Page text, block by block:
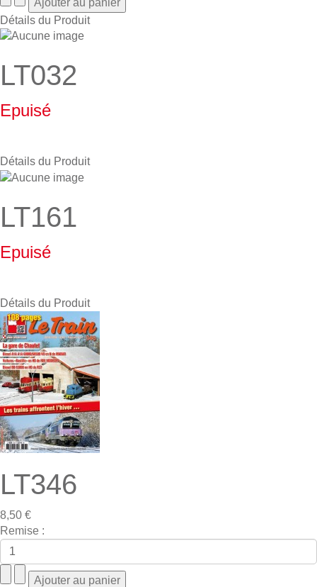
Détails du Produit
LT032
Epuisé
Détails du Produit
LT161
Epuisé
Détails du Produit
LT346
8,50 €
Remise :